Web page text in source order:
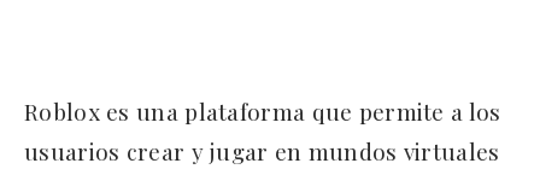
Roblox es una plataforma que permite a los
usuarios crear y jugar en mundos virtuales